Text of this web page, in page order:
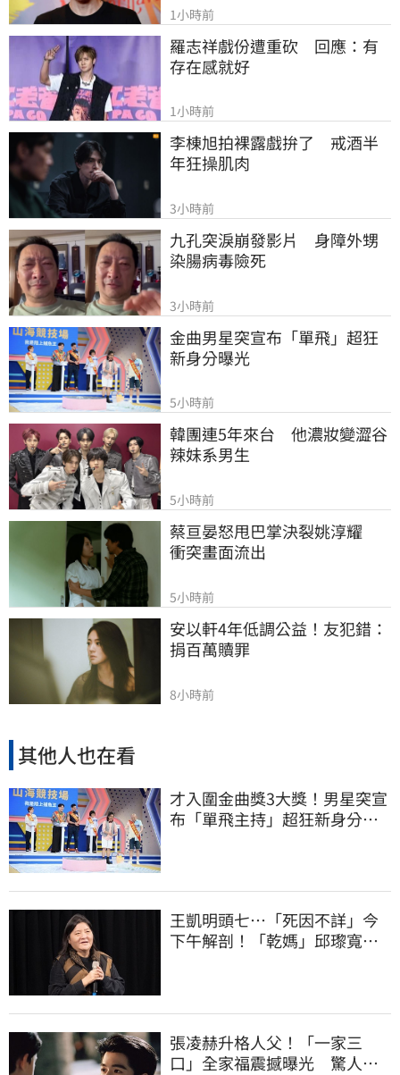
1小時前
羅志祥戲份遭重砍　回應：有
存在感就好
1小時前
李棟旭拍裸露戲拚了　戒酒半
年狂操肌肉
3小時前
九孔突淚崩發影片　身障外甥
染腸病毒險死
3小時前
金曲男星突宣布「單飛」超狂
新身分曝光
5小時前
韓團連5年來台　他濃妝變澀谷
辣妹系男生
5小時前
蔡亘晏怒甩巴掌決裂姚淳耀
衝突畫面流出
5小時前
安以軒4年低調公益！友犯錯：
捐百萬贖罪
8小時前
其他人也在看
才入圍金曲獎3大獎！男星突宣
布「單飛主持」超狂新身分曝
王凱明頭七…「死因不詳」今
下午解剖！「乾媽」邱瓈寬出
張凌赫升格人父！「一家三
口」全家福震撼曝光 驚人反